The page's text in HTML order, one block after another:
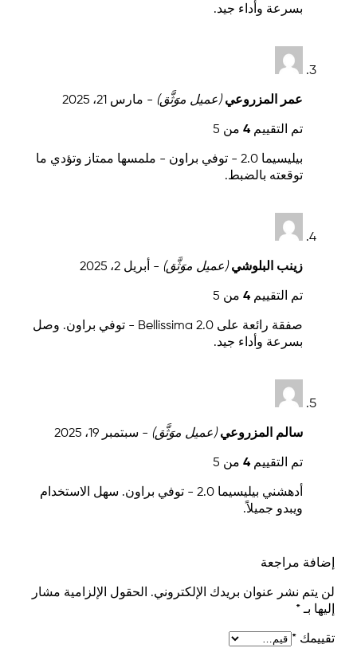
بسرعة وأداء جيد.
عمر المزروعي(عميل موَثَّق) - مارس 21، 2025
تم التقييم 4 من 5
بيليسيما 2.0 - توفي براون - ملمسها ممتاز وتؤدي ما
توقعته بالضبط.
زينب البلوشي(عميل موَثَّق) - أبريل 2، 2025
تم التقييم 4 من 5
صفقة رائعة على Bellissima 2.0 - توفي براون. وصل
بسرعة وأداء جيد.
سالم المزروعي(عميل موَثَّق) - سبتمبر 19، 2025
تم التقييم 4 من 5
أدهشني بيليسيما 2.0 - توفي براون. سهل الاستخدام
ويبدو جميلاً.
إضافة مراجعة
لن يتم نشر عنوان بريدك الإلكتروني.
الحقول الإلزامية مشار
إليها بـ*
تقييمك *